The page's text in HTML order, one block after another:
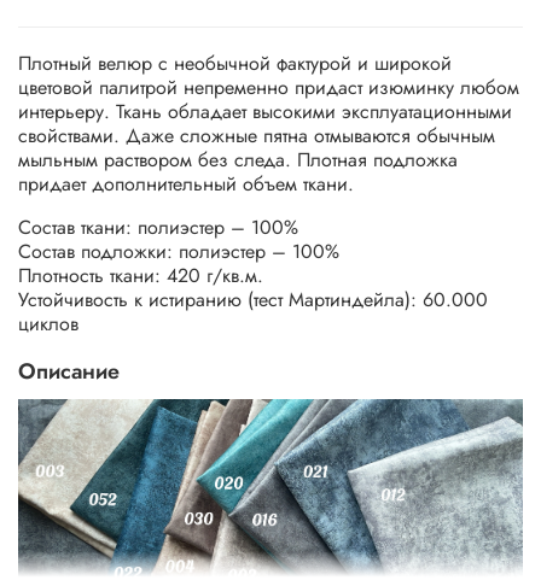
Плотный велюр с необычной фактурой и широкой
цветовой палитрой непременно придаст изюминку любом
интерьеру. Ткань обладает высокими эксплуатационными
свойствами. Даже сложные пятна отмываются обычным
мыльным раствором без следа. Плотная подложка
придает дополнительный объем ткани.
Состав ткани: полиэстер – 100%
Состав подложки: полиэстер – 100%
Плотность ткани: 420 г/кв.м.
Устойчивость к истиранию (тест Мартиндейла): 60.000
циклов
Описание